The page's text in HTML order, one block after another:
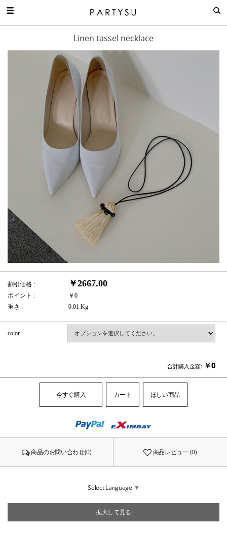
Linen tassel necklace
割引価格 : ￥2667.00
ポイント :
￥0
重さ :
0.01 Kg
color :
合計購入金額: ￥0
今すぐ購入 カート ほしい商品
商品のお問い合わせ(0) 商品レビュー (0)
Select Language ▼
拡大して見る